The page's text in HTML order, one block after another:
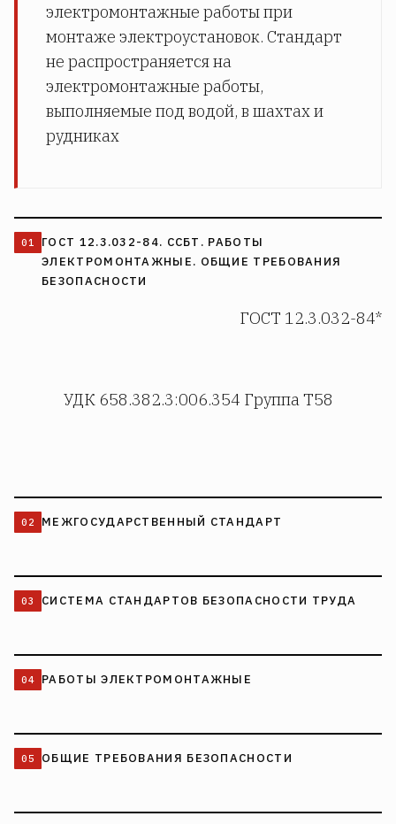
электромонтажные работы при
монтаже электроустановок. Стандарт
не распространяется на
электромонтажные работы,
выполняемые под водой, в шахтах и
рудниках
ГОСТ 12.3.032-84. ССБТ. РАБОТЫ
ЭЛЕКТРОМОНТАЖНЫЕ. ОБЩИЕ ТРЕБОВАНИЯ
БЕЗОПАСНОСТИ
ГОСТ 12.3.032-84*
УДК 658.382.3:006.354 Группа Т58
МЕЖГОСУДАРСТВЕННЫЙ СТАНДАРТ
СИСТЕМА СТАНДАРТОВ БЕЗОПАСНОСТИ ТРУДА
РАБОТЫ ЭЛЕКТРОМОНТАЖНЫЕ
ОБЩИЕ ТРЕБОВАНИЯ БЕЗОПАСНОСТИ